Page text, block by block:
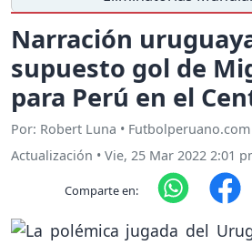
Narración
supuesto gol de
para Perú en el
Por: Robert Luna • Futbolperuano.com
Actualización • Vie, 25 Mar 2022 2:01
Comparte en: